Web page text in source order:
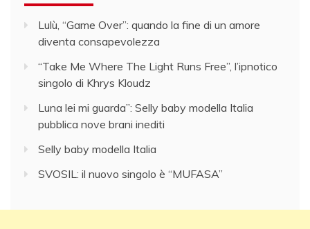
Lulù, “Game Over”: quando la fine di un amore
diventa consapevolezza
“Take Me Where The Light Runs Free”, l’ipnotico
singolo di Khrys Kloudz
Luna lei mi guarda”: Selly baby modella Italia
pubblica nove brani inediti
Selly baby modella Italia
SVOSIL: il nuovo singolo è “MUFASA”